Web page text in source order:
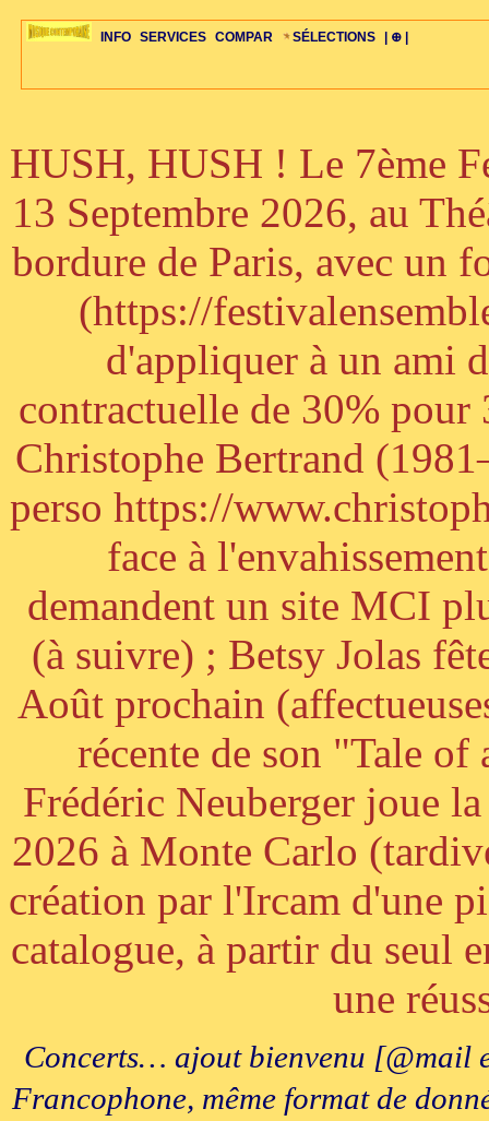
INFO
ÉDITORIAUX ACTUS-CONCERTS HISTOIRE PAYS STYLES-ÉCOLES
SERVICES
MAJ-LISTE ARCH-CONCERTS LIENS RADIOS VIDÉOS PLAN FAQS
COMPAR
SÉLECTION GUIDE-EXPRESS ŒUVRES BIOGRAPHIES PERSPECTIVE
SÉLECTIONS
SÉLECTION COMPOS-INTRO COMPO-INDIV ŒUVRES-INDIV
| ⊕ |
20ÈME PARAL 1001 CD TOP-REC BONUS-ROMANS BONUS-FILMS
CELLO-C
ALTO-C
VIOLON-C
PIANO-CONC GRAND-
HUSH, HUSH ! Le 7ème
13 Septembre 2026, au
bordure de Paris, avec un
(https://
d'appliquer à un ami
contractuelle de 30% pour
Christophe Bertrand
perso https://
face à
demandent un site MCI
(à suivre) ; Betsy Jolas
Août prochain
récente de son "Tale of
Frédéric Neuberger joue
2026 à Monte Carlo
création par l'Ircam d'une
catalogue, à partir du seul
une
Concerts… ajout bienvenu [@mail
Francophone, même format de